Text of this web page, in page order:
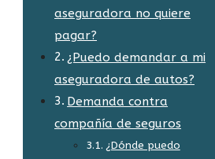
aseguradora no quiere
pagar?
¿Puedo demandar a mi
aseguradora de autos?
Demanda contra
compañía de seguros
¿Dónde puedo